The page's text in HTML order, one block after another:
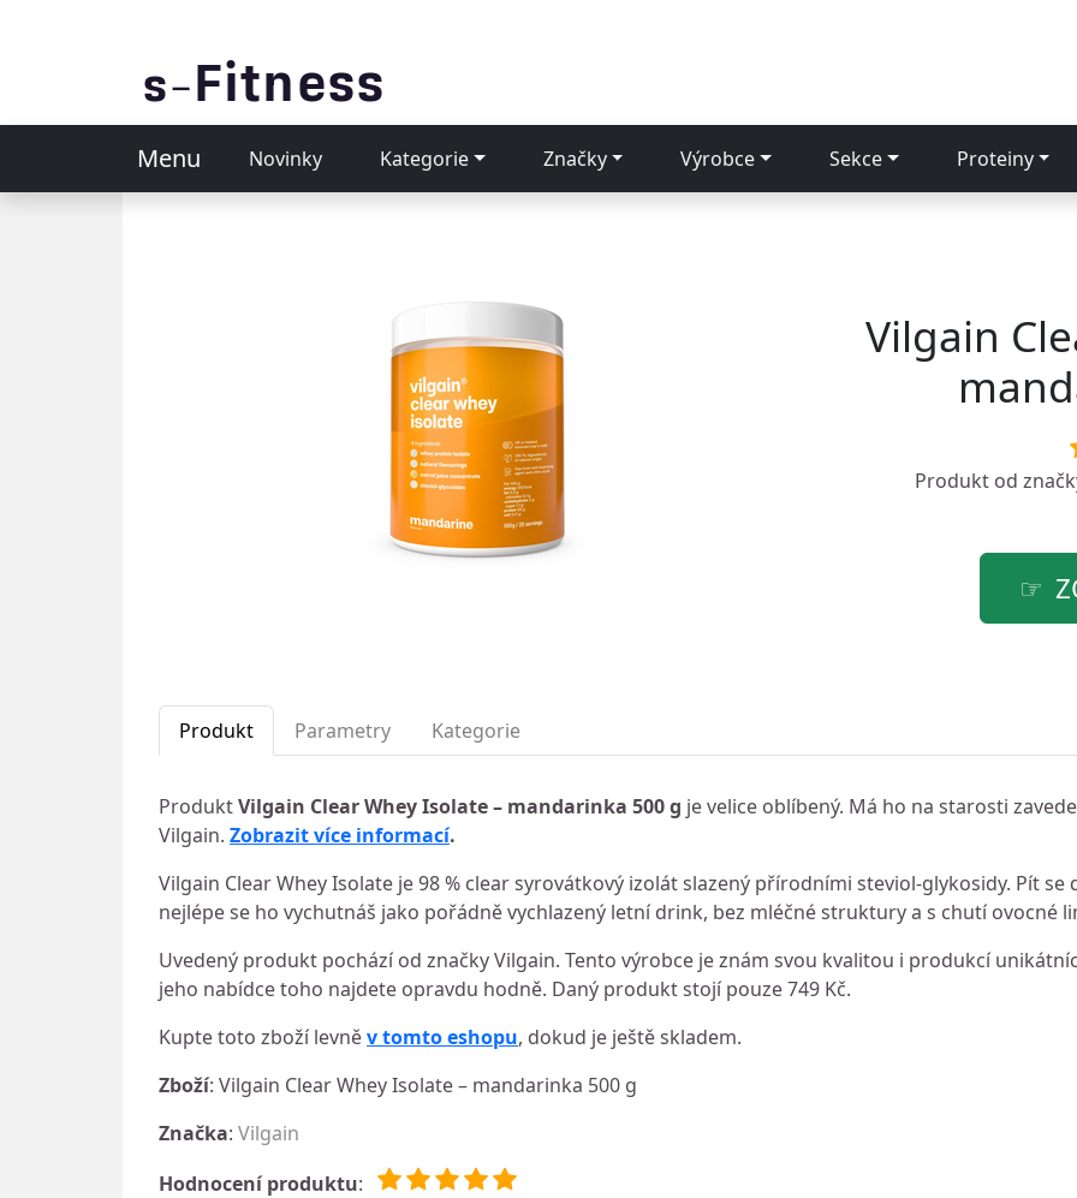
Menu Novinky Kategorie Značky Výrobce Sekce Proteiny
Vilgain
Produkt od
Produkt Parametry Kategorie
ProduktVilgain Clear Whey Isolate – mandarinka 500 g je velice oblíbený. Má ho na starosti
Vilgain. Zobrazit více informací.
Vilgain Clear Whey Isolate je 98 % clear syrovátkový izolát slazený přírodními steviol‑glykosidy. Pít se
nejlépe se ho vychutnáš jako pořádně vychlazený letní drink, bez mléčné struktury a s chutí ovocné
Uvedený produkt pochází od značky Vilgain. Tento výrobce je znám svou kvalitou i produkcí
jeho nabídce toho najdete opravdu hodně. Daný produkt stojí pouze 749 Kč.
Kupte toto zboží levněv tomto eshopu, dokud je ještě skladem.
Zboží: Vilgain Clear Whey Isolate – mandarinka 500 g
Značka: Vilgain
Hodnocení produktu: